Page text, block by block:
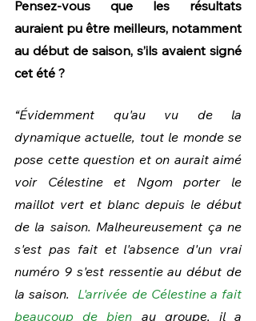
Pensez-vous que les résultats
auraient pu être meilleurs, notamment
au début de saison, s’ils avaient signé
cet été ?
“Évidemment qu'au vu de la
dynamique actuelle, tout le monde se
pose cette question et on aurait aimé
voir Célestine et Ngom porter le
maillot vert et blanc depuis le début
de la saison. Malheureusement ça ne
s'est pas fait et l'absence d'un vrai
numéro 9 s'est ressentie au début de
la saison. L'arrivée de Célestine a fait
beaucoup de bien au groupe, il a